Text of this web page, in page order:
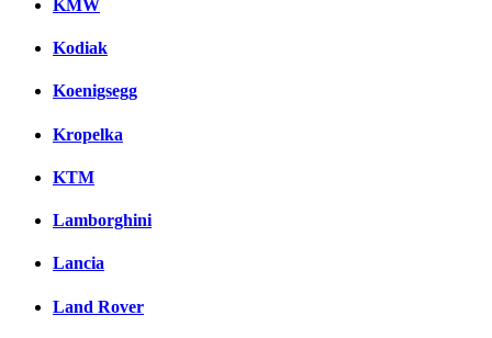
KMW
Kodiak
Koenigsegg
Kropelka
KTM
Lamborghini
Lancia
Land Rover